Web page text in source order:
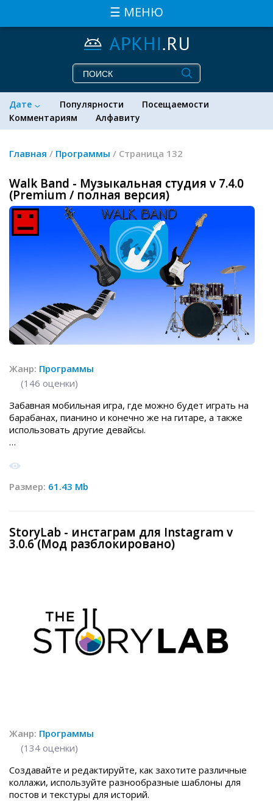
☰ МЕНЮ
Дате Популярности
Посещаемости
Комментариям
Алфавиту
Главная / Программы / Страница 132
Walk Band - Музыкальная студия v 7.4.0
(Premium / полная версия)
Жанр: Программы
(146 оценки)
Забавная мобильная игра, где можно будет играть на
барабанах, пианино и конечно же на гитаре, а также
использовать другие девайсы.
Размер: 61.43 Mb
StoryLab - инстаграм для Instagram v
3.0.6 (Мод разблокировано)
Жанр: Программы
(134 оценки)
Создавайте и редактируйте, как захотите различные
коллажи, используйте разнообразные шаблоны для
постов и текстуры для историй.